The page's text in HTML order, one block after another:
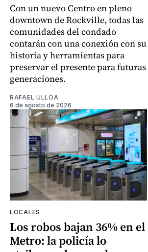
Con un nuevo Centro en pleno
downtown de Rockville, todas las
comunidades del condado
contarán con una conexión con su
historia y herramientas para
preservar el presente para futuras
generaciones.
RAFAEL ULLOA
6 de agosto de 2026
LOCALES
Los robos bajan 36% en el
Metro: la policía lo